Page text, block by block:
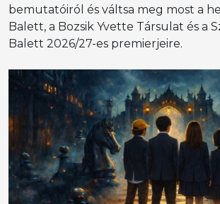
bemutatóiról és váltsa meg most a
Balett, a Bozsik Yvette Társulat és a
Balett 2026/27-es premierjeire.